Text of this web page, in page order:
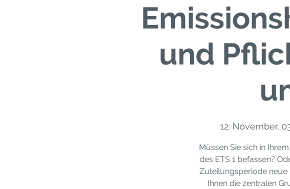
und
12. November,
Müssen Sie sich in
des ETS 1 befassen?
Zuteilungsperiode neue
Ihnen die zentralen